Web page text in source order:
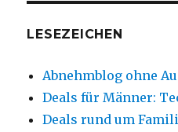
LESEZEICHEN
Abnehmblog ohne
Deals für Männer:
Deals rund um